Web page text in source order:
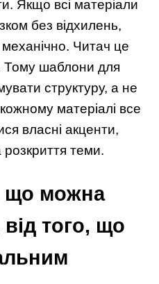
Якщо всі матеріали
без відхилень,
Читач це
Тому шаблони для
структуру, а не
матеріалі все
власні акценти,
теми.
що можна
того, що